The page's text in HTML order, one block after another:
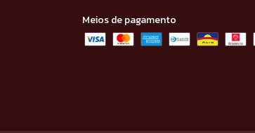
Meios de pagamento